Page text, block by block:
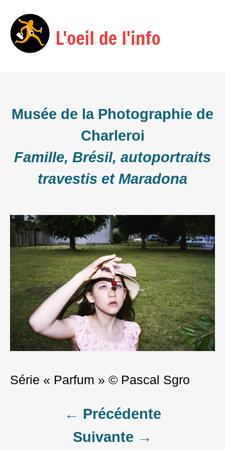
Skip
to
Musée de la Photographie de
Charleroi
Famille, Brésil, autoportraits
travestis et Maradona
Série « Parfum » © Pascal Sgro
navigation
← Précédente
Suivante →